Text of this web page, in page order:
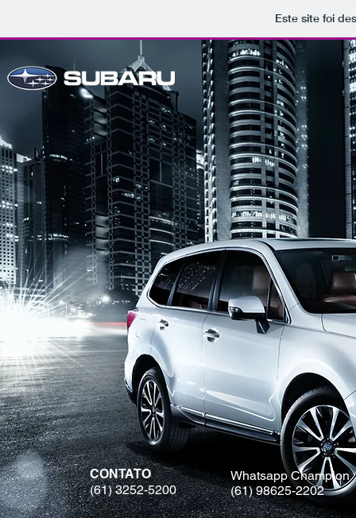
Este site foi
CONTATO
(61) 3252-5200
Whatsapp Champion
(61) 98625-2202